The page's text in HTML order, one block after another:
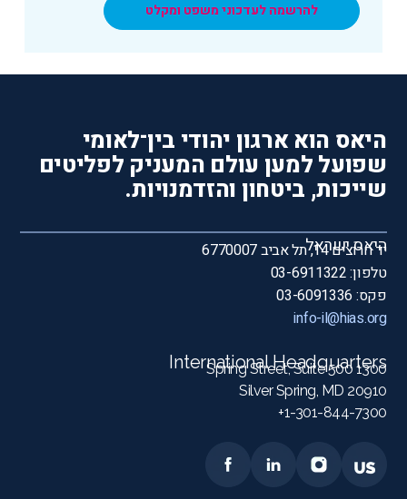
להרשמה לעדכוני משפט ומקלט
היאס הוא ארגון יהודי בין־לאומי
שפועל למען עולם המעניק לפליטים
שייכות, ביטחון והזדמנויות.
היאס ישראל
יד חרוצים 14, תל אביב 6770007
טלפון: 03-6911322
פקס: 03-6091336
info-il@hias.org
International Headquarters
1300 Spring Street, Suite 500
Silver Spring, MD 20910
1-301-844-7300+